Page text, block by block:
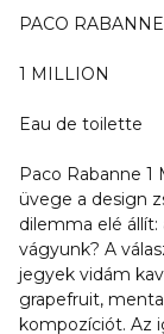
PACO RABANNE
1 MILLION
Eau de toilette
Paco Rabanne 1
üvege a design
dilemma elé állít:
vágyunk? A
jegyek vidám
grapefruit,
kompozíciót. Az